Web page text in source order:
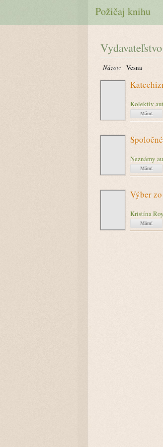
Požičaj knihu
Názov: Vesna
Kolektív
Mám!
Neznámy
Mám!
Výber
Kristína
Mám!